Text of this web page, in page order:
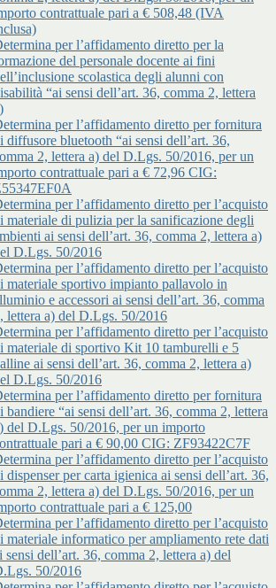
contrattuale pari a € 508,48 (IVA
per l’affidamento diretto per la
del personale docente ai fini
scolastica degli alunni con
“ai sensi dell’art. 36, comma 2, lettera
per l’affidamento diretto per fornitura
diffusore bluetooth “ai sensi dell’art. 36,
2, lettera a) del D.Lgs. 50/2016, per un
contrattuale pari a € 72,96 CIG:
per l’affidamento diretto per l’acquisto
materiale di pulizia per la sanificazione degli
ai sensi dell’art. 36, comma 2, lettera a)
D.Lgs. 50/2016
per l’affidamento diretto per l’acquisto
materiale sportivo impianto pallavolo in
e accessori ai sensi dell’art. 36, comma
lettera a) del D.Lgs. 50/2016
per l’affidamento diretto per l’acquisto
materiale di sportivo Kit 10 tamburelli e 5
ai sensi dell’art. 36, comma 2, lettera a)
D.Lgs. 50/2016
per l’affidamento diretto per fornitura
bandiere “ai sensi dell’art. 36, comma 2, lettera
del D.Lgs. 50/2016, per un importo
pari a € 90,00 CIG: ZF93422C7F
per l’affidamento diretto per l’acquisto
dispenser per carta igienica ai sensi dell’art. 36,
2, lettera a) del D.Lgs. 50/2016, per un
contrattuale pari a € 125,00
per l’affidamento diretto per l’acquisto
materiale informatico per ampliamento rete dati
sensi dell’art. 36, comma 2, lettera a) del
50/2016